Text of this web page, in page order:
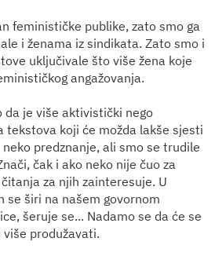
feminističke publike, zato smo ga
i ženama iz sindikata. Zato smo i
uključivale što više žena koje
angažovanja.
je više aktivistički nego
tekstova koji će možda lakše sjesti
predznanje, ali smo se trudile
čak i ako neko nije čuo za
za njih zainteresuje. U
se širi na našem govornom
šeruje se... Nadamo se da će se
produžavati.